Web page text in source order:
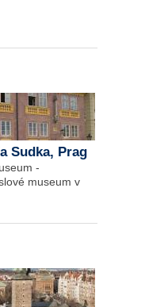
Sudka, Prag
-
museum v